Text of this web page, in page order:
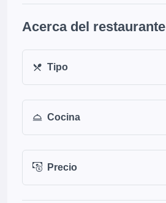
Acerca del restaurante
Tipo
Cocina
Precio